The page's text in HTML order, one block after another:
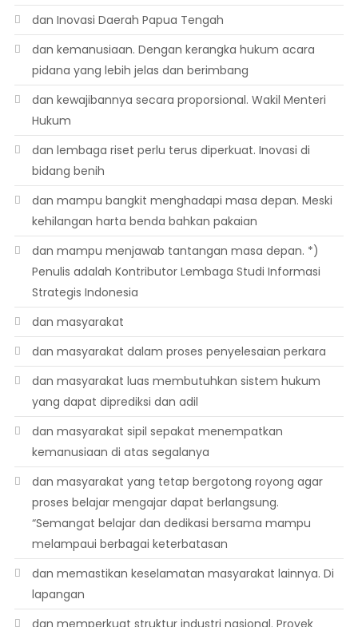
dan Inovasi Daerah Papua Tengah
dan kemanusiaan. Dengan kerangka hukum acara
pidana yang lebih jelas dan berimbang
dan kewajibannya secara proporsional. Wakil Menteri
Hukum
dan lembaga riset perlu terus diperkuat. Inovasi di
bidang benih
dan mampu bangkit menghadapi masa depan. Meski
kehilangan harta benda bahkan pakaian
dan mampu menjawab tantangan masa depan. *)
Penulis adalah Kontributor Lembaga Studi Informasi
Strategis Indonesia
dan masyarakat
dan masyarakat dalam proses penyelesaian perkara
dan masyarakat luas membutuhkan sistem hukum
yang dapat diprediksi dan adil
dan masyarakat sipil sepakat menempatkan
kemanusiaan di atas segalanya
dan masyarakat yang tetap bergotong royong agar
proses belajar mengajar dapat berlangsung.
“Semangat belajar dan dedikasi bersama mampu
melampaui berbagai keterbatasan
dan memastikan keselamatan masyarakat lainnya. Di
lapangan